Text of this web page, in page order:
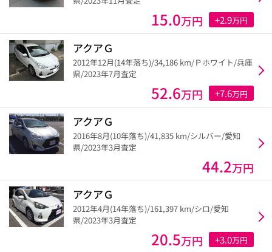
15.0万円 +2.9万円
アクアＧ
2012年12月(14年落ち)/34,186 km/Ｐホワイト/兵庫
県/2023年7月査定
52.6万円 +7.6万円
アクアＧ
2016年8月(10年落ち)/41,835 km/シルバー/愛知
県/2023年3月査定
44.2万円
アクアＧ
2012年4月(14年落ち)/161,397 km/シロ/愛知
県/2023年3月査定
20.5万円 +3.0万円